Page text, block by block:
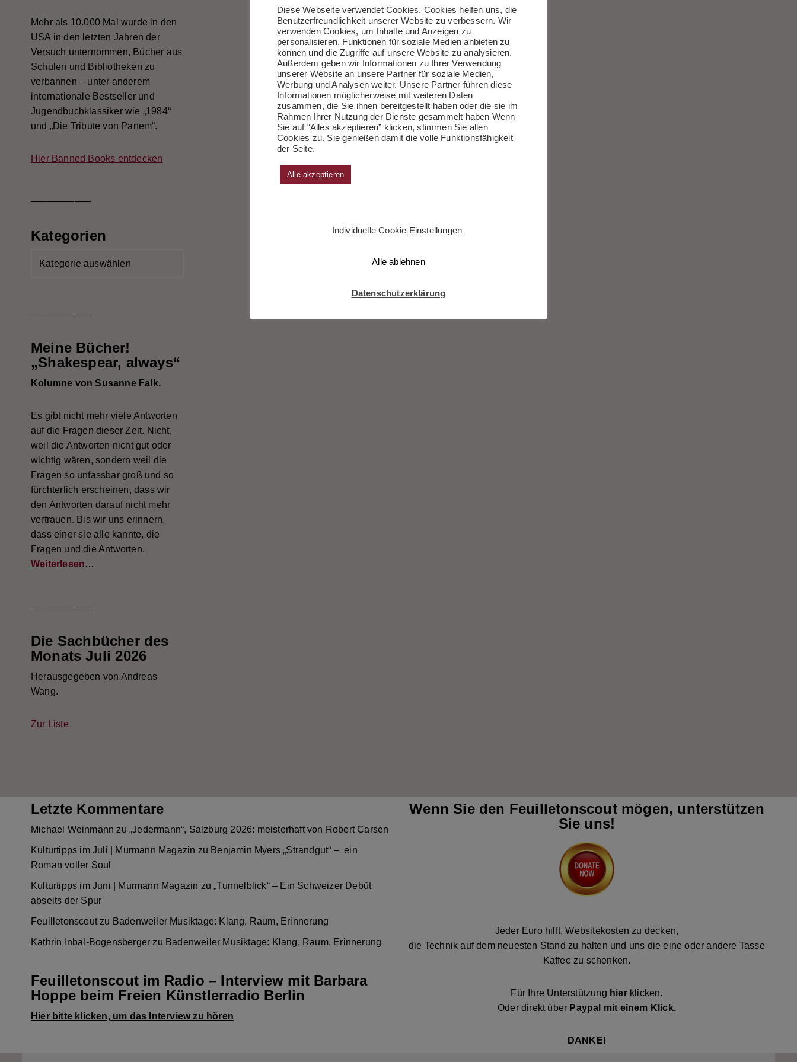
Mehr als 10.000 Mal wurde in den
USA in den letzten Jahren der
Versuch unternommen, Bücher aus
Schulen und Bibliotheken zu
verbannen – unter anderem
internationale Bestseller und
Jugendbuchklassiker wie „1984“
und „Die Tribute von Panem“.
Hier Banned Books entdecken
Kategorien
Meine Bücher!
„Shakespear, always“
Kolumne von Susanne Falk.
Es gibt nicht mehr viele Antworten
auf die Fragen dieser Zeit. Nicht,
weil die Antworten nicht gut oder
wichtig wären, sondern weil die
Fragen so unfassbar groß und so
fürchterlich erscheinen, dass wir
den Antworten darauf nicht mehr
vertrauen. Bis wir uns erinnern,
dass einer sie alle kannte, die
Fragen und die Antworten.
Weiterlesen…
Die Sachbücher des
Monats Juli 2026
Herausgegeben von Andreas
Wang.
Zur Liste
Letzte Kommentare
Michael Weinmann zu„Jedermann“, Salzburg 2026: meisterhaft von Robert Carsen
Kulturtipps im Juli | Murmann Magazin zu Benjamin Myers „Strandgut“ – ein
Roman voller Soul
Kulturtipps im Juni | Murmann Magazin zu„Tunnelblick“ – Ein Schweizer Debüt
abseits der Spur
Feuilletonscoutzu Badenweiler Musiktage: Klang, Raum, Erinnerung
Kathrin Inbal-Bogensberger zu Badenweiler Musiktage: Klang, Raum, Erinnerung
Feuilletonscout im Radio – Interview mit Barbara
Hoppe beim Freien Künstlerradio Berlin
Hier bitte klicken, um das Interview zu hören
Wenn Sie den Feuilletonscout mögen, unterstützen
Sie uns!
Jeder Euro hilft, Websitekosten zu decken,
die Technik auf dem neuesten Stand zu halten und uns die eine oder andere Tasse
Kaffee zu schenken.
Für Ihre Unterstützung hier klicken.
Oder direkt über Paypal mit einem Klick.
DANKE!
Diese Webseite verwendet Cookies. Cookies helfen uns, die
Benutzerfreundlichkeit unserer Website zu verbessern. Wir
verwenden Cookies, um Inhalte und Anzeigen zu
personalisieren, Funktionen für soziale Medien anbieten zu
können und die Zugriffe auf unsere Website zu analysieren.
Außerdem geben wir Informationen zu Ihrer Verwendung
unserer Website an unsere Partner für soziale Medien,
Werbung und Analysen weiter. Unsere Partner führen diese
Informationen möglicherweise mit weiteren Daten
zusammen, die Sie ihnen bereitgestellt haben oder die sie im
Rahmen Ihrer Nutzung der Dienste gesammelt haben Wenn
Sie auf “Alles akzeptieren” klicken, stimmen Sie allen
Cookies zu. Sie genießen damit die volle Funktionsfähigkeit
der Seite.
Alle akzeptieren
Individuelle Cookie Einstellungen
Alle ablehnen
Datenschutzerklärung